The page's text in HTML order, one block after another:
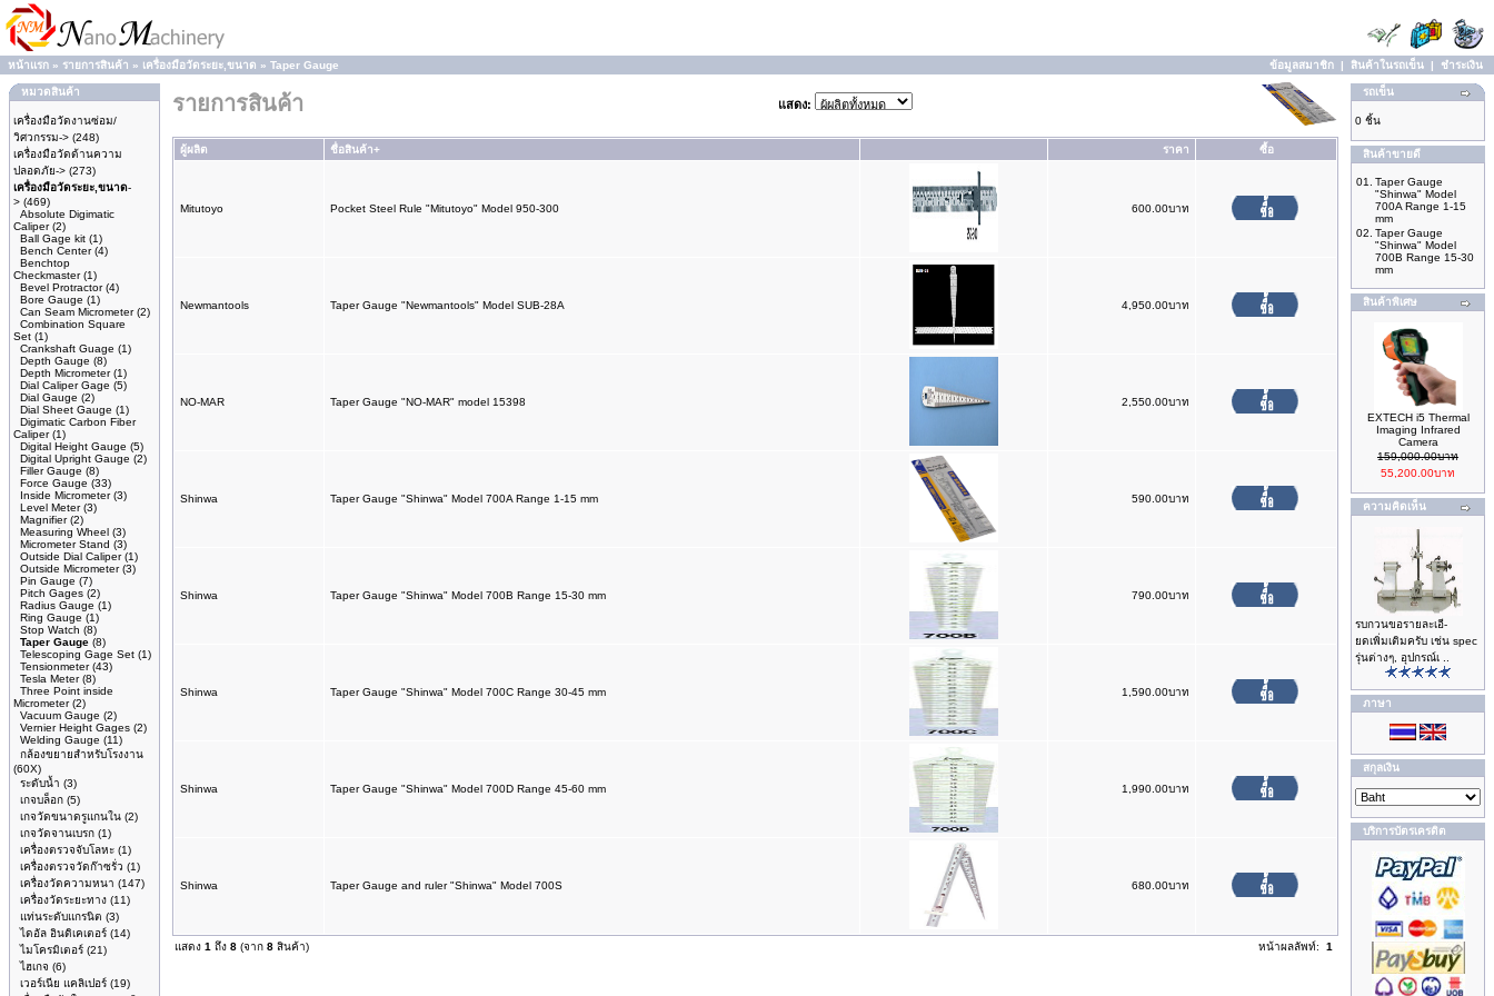
หน้าแรก » รายการสินค้า » เครื่องมือวัดระยะ,ขนาด » Taper Gauge ข้อมูลสมาชิก | สินค้าในรถเข็น | ชำระเงิน
หมวดสินค้า
เครื่องมือวัดงานซ่อม/
วิศวกรรม-> (248)
เครื่องมือวัดด้านความ
ปลอดภัย-> (273)
เครื่องมือวัดระยะ,ขนาด-
> (469)
Absolute Digimatic
Caliper(2)
Ball Gage kit (1)
Bench Center(4)
Benchtop
Checkmaster(1)
Bevel Protractor(4)
Bore Gauge (1)
Can Seam Micrometer(2)
Combination Square
Set (1)
Crankshaft Guage (1)
Depth Gauge (8)
Depth Micrometer(1)
Dial Caliper Gage (5)
Dial Gauge (2)
Dial Sheet Gauge (1)
Digimatic Carbon Fiber
Caliper(1)
Digital Height Gauge (5)
Digital Upright Gauge (2)
Filler Gauge (8)
Force Gauge (33)
Inside Micrometer(3)
Level Meter(3)
Magnifier(2)
Measuring Wheel (3)
Micrometer Stand (3)
Outside Dial Caliper(1)
Outside Micrometer(3)
Pin Gauge (7)
Pitch Gages (2)
Radius Gauge (1)
Ring Gauge (1)
Stop Watch (8)
Taper Gauge (8)
Telescoping Gage Set (1)
Tensionmeter(43)
Tesla Meter(8)
Three Point inside
Micrometer(2)
Vacuum Gauge (2)
Vernier Height Gages (2)
Welding Gauge (11)
กล้องขยายสำหรับโรงงาน
(60X)
ระดับน้ำ (3)
เกจบล็อก (5)
เกจวัดขนาดรูแกนใน (2)
เกจวัดจานเบรก (1)
เครื่องตรวจจับโลหะ (1)
เครื่องตรวจวัดก๊าซรั่ว (1)
เครื่องวัดความหนา (147)
เครื่องวัดระยะทาง (11)
แท่นระดับแกรนิต (3)
ไดอัล อินดิเคเตอร์ (14)
ไมโครมิเตอร์ (21)
ไฮเกจ (6)
เวอร์เนีย แคลิเปอร์ (19)
รายการสินค้า แสดง:
ผู้ผลิต ชื่อสินค้า+ ราคา ซื้อ
Mitutoyo Pocket Steel Rule "Mitutoyo" Model 950-300 600.00บาท
Newmantools Taper Gauge "Newmantools" Model SUB-28A 4,950.00บาท
NO-MAR Taper Gauge "NO-MAR" model 15398 2,550.00บาท
Shinwa Taper Gauge "Shinwa" Model 700A Range 1-15 mm 590.00บาท
Shinwa Taper Gauge "Shinwa" Model 700B Range 15-30 mm 790.00บาท
Shinwa Taper Gauge "Shinwa" Model 700C Range 30-45 mm 1,590.00บาท
Shinwa Taper Gauge "Shinwa" Model 700D Range 45-60 mm 1,990.00บาท
Shinwa Taper Gauge and ruler "Shinwa" Model 700S 680.00บาท
แสดง 1 ถึง 8 (จาก 8 สินค้า) หน้าผลลัพท์: 1
รถเข็น
0 ชิ้น
สินค้าขายดี
01.
Taper Gauge
"Shinwa" Model
700A Range 1-15
mm
02. Taper Gauge
"Shinwa" Model
700B Range 15-30
mm
สินค้าพิเศษ
EXTECH i5 Thermal
Imaging Infrared
Camera
159,000.00บาท
55,200.00บาท
ความคิดเห็น
รบกวนขอรายละเอี-
ยดเพิ่มเติมครับ เช่น spec
รุ่นต่างๆ, อุปกรณ์เ ..
ภาษา
สกุลเงิน
บริการบัตรเครดิต